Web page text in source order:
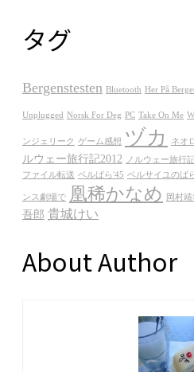
タグ
Bergenstesten Bluetooth Her På
Unplugged Norsk For Deg PC Take On Me
ンジェリーク ゲーム感想 ヅカ ネオ
ルウェー旅行記2012
ノルウェー旅行
ファイル転送 ベルばら'45 ベルサイユのば
ンス劇場で 凰稀かなめ 岡村靖
吾郎 貴城けい
About Author